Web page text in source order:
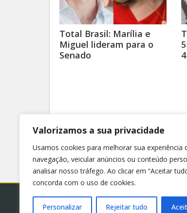
Valorizamos a sua privacidade
Usamos cookies para melhorar sua experiência
navegação, veicular anúncios ou conteúdo
analisar nosso tráfego. Ao clicar em “Aceitar
concorda com o uso de cookies.
Personalizar Rejeitar tudo
Total Brasil: Marília e
Miguel lideram para o
Senado